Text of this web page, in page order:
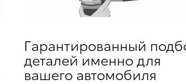
Гарантированный
деталей именно для
вашего автомобиля